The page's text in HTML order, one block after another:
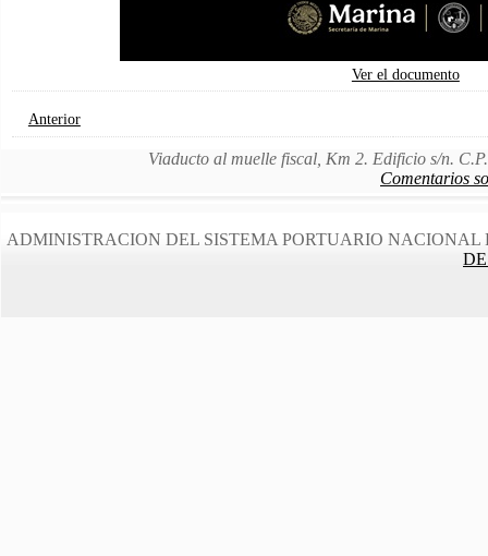
Ver el documento
Anterior
Viaducto al muelle fiscal, Km 2. Edificio s/n.
Comentarios
ADMINISTRACION DEL SISTEMA PORTUARIO NACIONAL